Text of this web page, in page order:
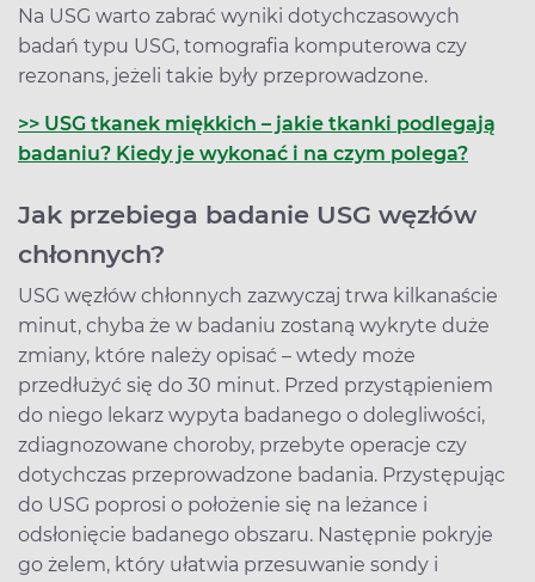
Na USG warto zabrać wyniki dotychczasowych
badań typu USG, tomografia komputerowa czy
rezonans, jeżeli takie były przeprowadzone.
>> USG tkanek miękkich – jakie tkanki podlegają
badaniu? Kiedy je wykonać i na czym polega?
Jak przebiega badanie USG węzłów
chłonnych?
USG węzłów chłonnych zazwyczaj trwa kilkanaście
minut, chyba że w badaniu zostaną wykryte duże
zmiany, które należy opisać – wtedy może
przedłużyć się do 30 minut. Przed przystąpieniem
do niego lekarz wypyta badanego o dolegliwości,
zdiagnozowane choroby, przebyte operacje czy
dotychczas przeprowadzone badania. Przystępując
do USG poprosi o położenie się na leżance i
odsłonięcie badanego obszaru. Następnie pokryje
go żelem, który ułatwia przesuwanie sondy i